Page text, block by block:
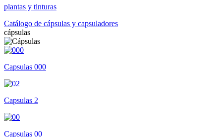
plantas y tinturas
Catálogo de cápsulas y capsuladores
cápsulas
Capsulas 000
Capsulas 2
Capsulas 00